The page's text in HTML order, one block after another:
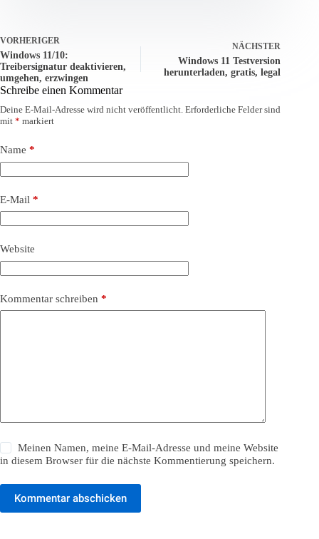
VORHERIGER
Windows 11/10:
Treibersignatur deaktivieren,
umgehen, erzwingen
NÄCHSTER
Windows 11 Testversion
herunterladen, gratis, legal
Schreibe einen Kommentar
Deine E-Mail-Adresse wird nicht veröffentlicht. Erforderliche Felder sind
mit * markiert
Name *
E-Mail *
Website
Kommentar schreiben *
Meinen Namen, meine E-Mail-Adresse und meine Website
in diesem Browser für die nächste Kommentierung speichern.
Kommentar abschicken